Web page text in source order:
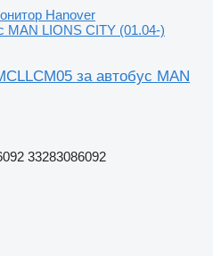
Hanover
MAN LIONS CITY (01.04-)
за автобус MAN
33283086092